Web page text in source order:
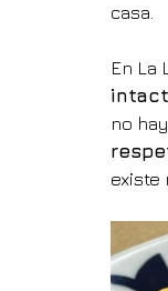
casa.
En La
no
existe